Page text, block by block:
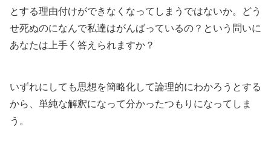
とする理由付けができなくなってしまうではないか。どう
せ死ぬのになんで私達はがんばっているの？という問いに
あなたは上手く答えられますか？
いずれにしても思想を簡略化して論理的にわかろうとする
から、単純な解釈になって分かったつもりになってしま
う。